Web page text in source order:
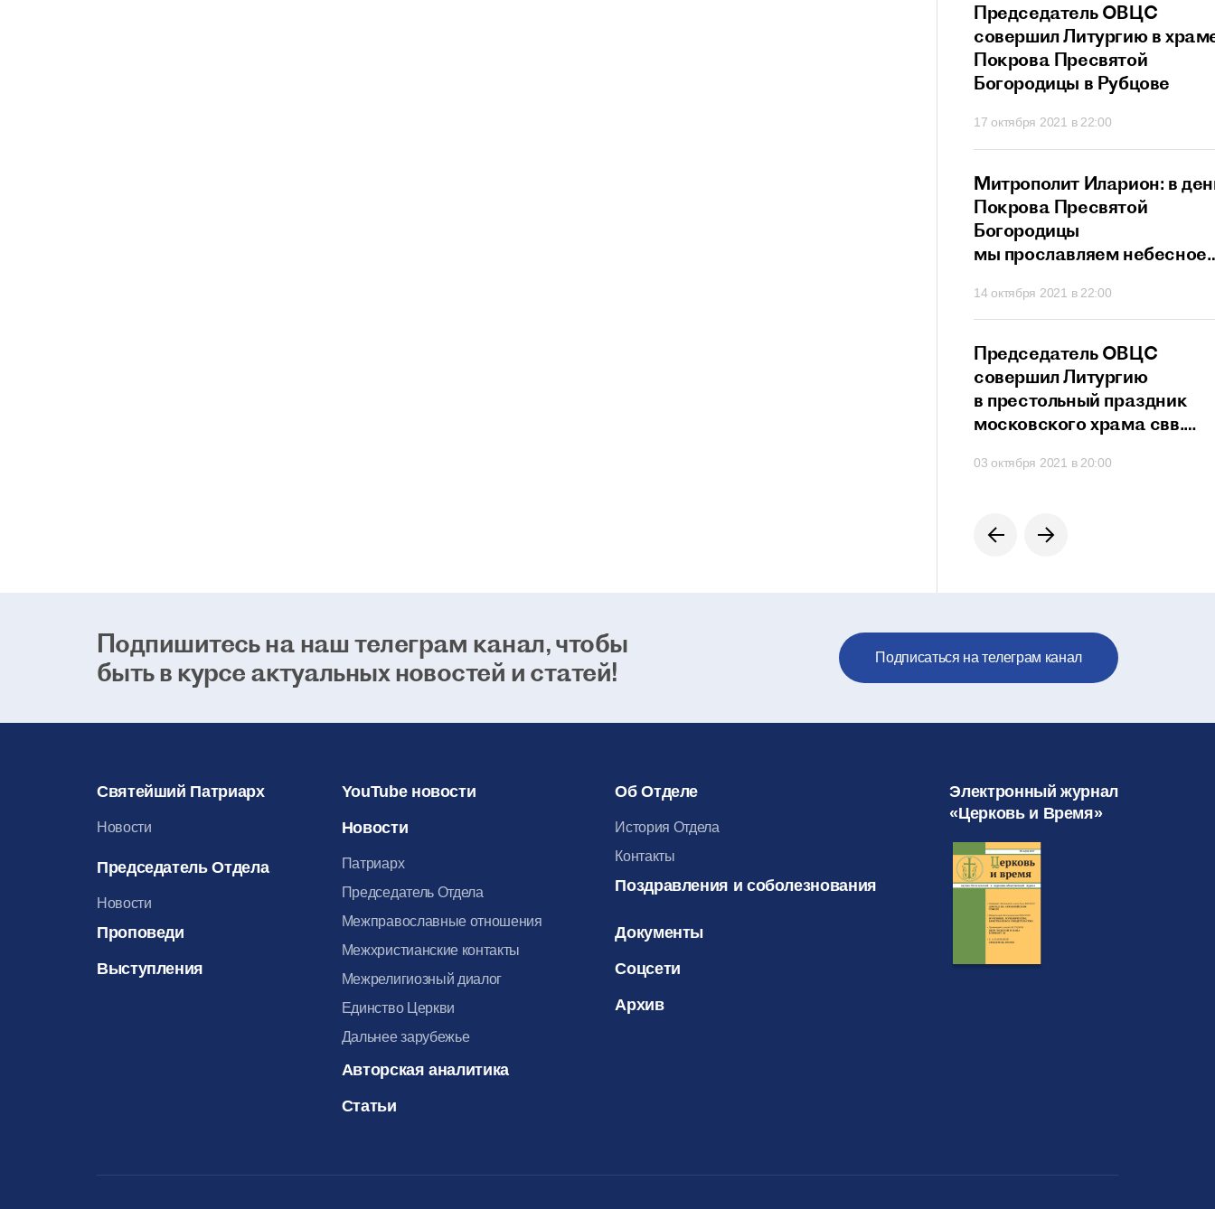
Председатель ОВЦС
совершил Литургию в
Покрова Пресвятой
Богородицы в Рубцове
17 октября 2021 в 22:00
Митрополит Иларион: в
Покрова Пресвятой
Богородицы
мы прославляем небесное
Божией
14 октября 2021 в 22:00
Председатель ОВЦС
совершил Литургию
в престольный праздник
московского храма свв.
и Феодора
03 октября 2021 в 20:00
Подпишитесь на наш телеграм канал, чтобы
быть в курсе актуальных новостей и статей!
Подписаться на телеграм канал
Святейший Патриарх
Новости
Председатель Отдела
Новости
Проповеди
Выступления
YouTube новости
Новости
Патриарх
Председатель Отдела
Межправославные отношения
Межхристианские контакты
Межрелигиозный диалог
Единство Церкви
Дальнее зарубежье
Авторская аналитика
Статьи
Об Отделе
История Отдела
Контакты
Поздравления и соболезнования
Документы
Соцсети
Архив
Электронный журнал
«Церковь и Время»